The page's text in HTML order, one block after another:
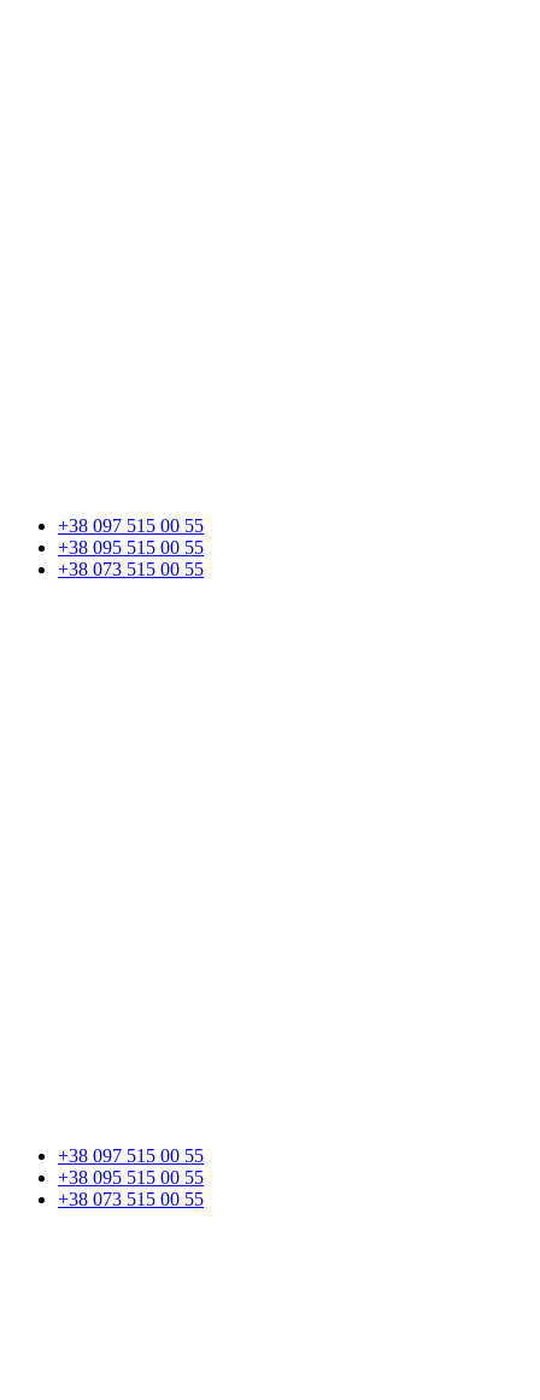
+38 097 515 00 55
+38 095 515 00 55
+38 073 515 00 55
+38 097 515 00 55
+38 095 515 00 55
+38 073 515 00 55